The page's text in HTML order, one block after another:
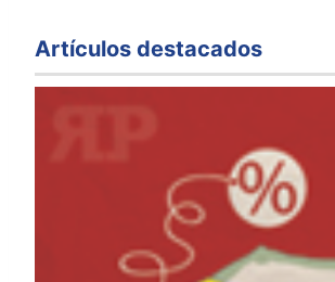
Artículos destacados